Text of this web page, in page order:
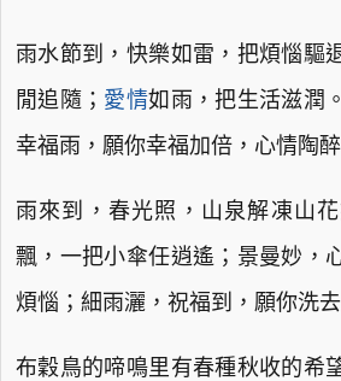
雨水節到，快樂如雷，把煩惱驅
閒追隨； 愛情如雨，把生活滋潤
幸福雨，願你幸福加倍，心情陶醉
雨來到，春光照，山泉解凍山
飄，一把小傘任逍遙；景曼妙，
煩惱；細雨灑，祝福到，願你洗去
布穀鳥的啼鳴里有春種秋收的希